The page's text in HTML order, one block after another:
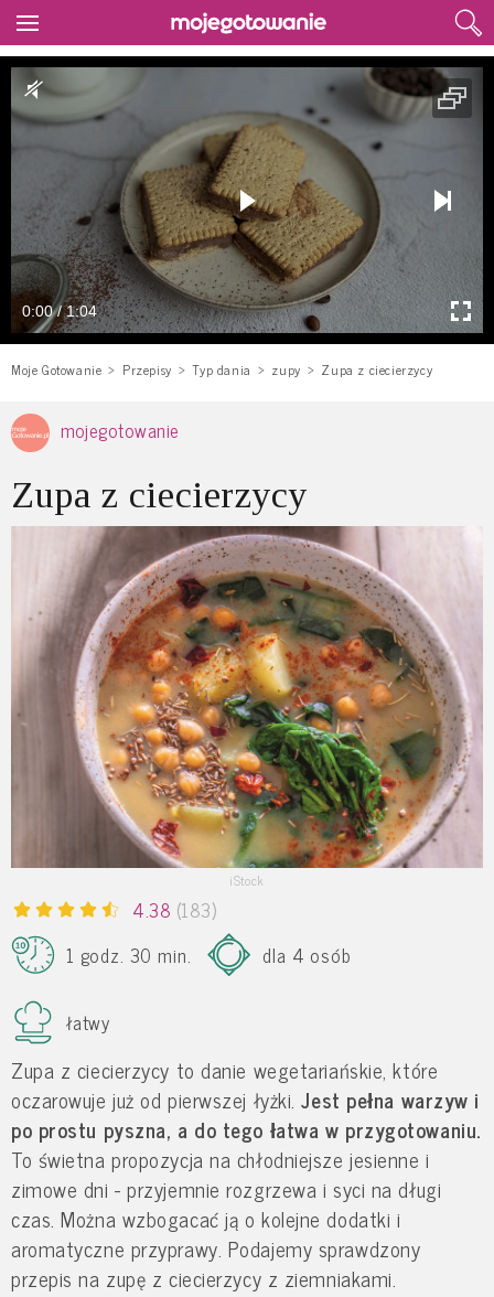
0:00 / 1:04
Moje Gotowanie Przepisy Typ dania zupy Zupa z ciecierzycy
mojegotowanie
Zupa z ciecierzycy
iStock
4.38 (183)
1 godz. 30 min.
dla 4 osób
łatwy
Zupa z ciecierzycy to danie wegetariańskie, które
oczarowuje już od pierwszej łyżki.Jest pełna warzyw i
po prostu pyszna, a do tego łatwa w przygotowaniu.
To świetna propozycja na chłodniejsze jesienne i
zimowe dni - przyjemnie rozgrzewa i syci na długi
czas. Można wzbogacać ją o kolejne dodatki i
aromatyczne przyprawy. Podajemy sprawdzony
przepis na zupę z ciecierzycy z ziemniakami.